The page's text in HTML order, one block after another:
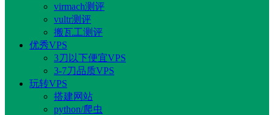
virmach测评
vultr测评
搬瓦工测评
优秀VPS
3刀以下便宜VPS
3-7刀品质VPS
玩转VPS
搭建网站
python/爬虫